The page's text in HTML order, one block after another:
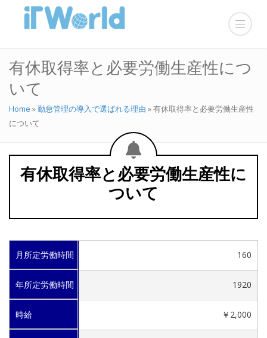
有休取得率と必要労働生産性につ
いて
Home »勤怠管理の導入で選ばれる理由 »有休取得率と必要労働生産性
について
有休取得率と必要労働生産性に
ついて
月所定労働時間 160
年所定労働時間 1920
時給 ￥2,000